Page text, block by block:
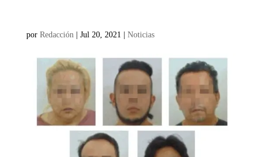
por Redacción | Jul 20, 2021 | Noticias